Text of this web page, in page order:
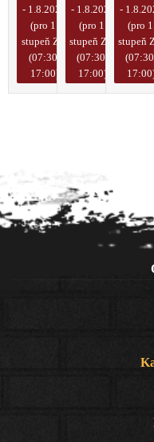
- 1.8.2025
(pro 1.
stupeň ZŠ)
(07:30-
17:00)
- 1.8.2025
(pro 1.
stupeň ZŠ)
(07:30-
17:00)
-
(pro 1.
stupeň
(07:30-
17:00)